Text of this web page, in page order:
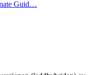
Guid…